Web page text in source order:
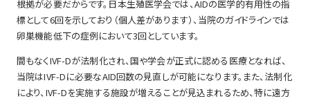
根拠が必要だからです。日本生殖医学会では、AIDの医学的有用性の指
標として6回を示しており（個人差があります）、当院のガイドラインでは
卵巣機能低下の症例において3回としています。
間もなくIVF-Dが法制化され、国や学会が正式に認める医療となれば、
当院はIVF-Dに必要なAID回数の見直しが可能になります。また、法制化
により、IVF-Dを実施する施設が増えることが見込まれるため、特に遠方